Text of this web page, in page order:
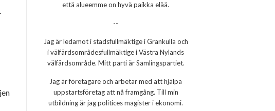
että alueemme on hyvä paikka elää.
--
Jag är ledamot i stadsfullmäktige i Grankulla och
i välfärdsområdesfullmäktige i Västra Nylands
välfärdsområde. Mitt parti är Samlingspartiet.
Jag är företagare och arbetar med att hjälpa
uppstartsföretag att nå framgång. Till min
utbildning är jag politices magister i ekonomi.